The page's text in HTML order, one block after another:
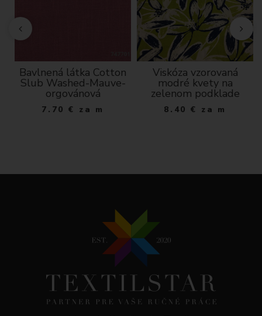
Bavlnená látka Cotton
Slub Washed-Mauve-
orgovánová
7.70 € za m
Viskóza vzorovaná
modré kvety na
zelenom podklade
8.40 € za m